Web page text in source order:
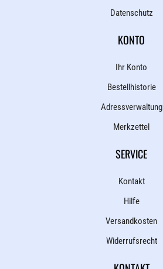
Datenschutz
KONTO
Ihr Konto
Bestellhistorie
Adressverwaltung
Merkzettel
SERVICE
Kontakt
Hilfe
Versandkosten
Widerrufsrecht